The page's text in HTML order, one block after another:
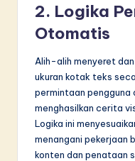
2. Logika
Otomatis
Alih-alih menyeret
ukuran kotak teks
permintaan pengguna
menghasilkan cerita
Logika ini
menangani pekerjaan
konten dan penataan